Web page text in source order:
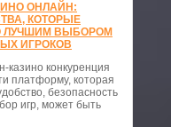
ОНЛАЙН:
КОТОРЫЕ
ЛУЧШИМ ВЫБОРОМ
ИГРОКОВ
казино конкуренция
платформу, которая
безопасность
игр, может быть